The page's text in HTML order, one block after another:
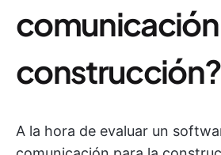
comunicación
construcción?
A la hora de evaluar un